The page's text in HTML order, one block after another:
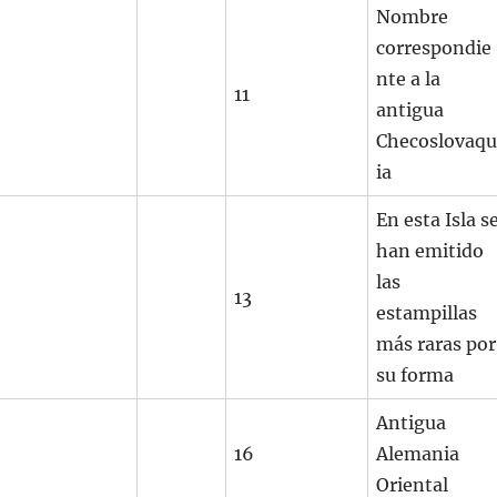
11
Nombre
correspondie
nte a la
antigua
Checoslovaqu
ia
13
En esta Isla se
han emitido
las
estampillas
más raras por
su forma
16
Antigua
Alemania
Oriental